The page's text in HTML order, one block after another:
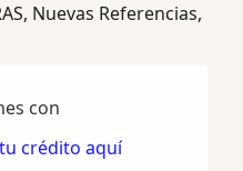
, Nuevas Referencias,
con
crédito aquí